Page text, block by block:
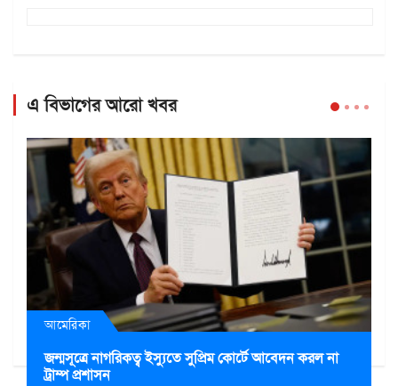
এ বিভাগের আরো খবর
আমেরিকা
জন্মসূত্রে নাগরিকত্ব ইস্যুতে সুপ্রিম কোর্টে আবেদন করল না
ট্রাম্প প্রশাসন